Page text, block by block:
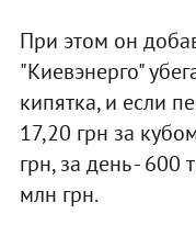
При этом он
"Киевэнерго"
кипятка, и если
17,20 грн за
грн, за день - 600
млн грн.